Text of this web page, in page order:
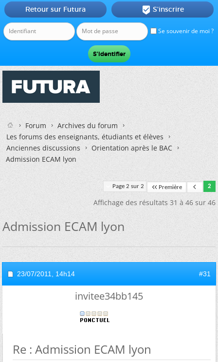
Se souvenir de moi ?
Retour sur Futura  S'inscrire
Forum
Archives du forum
Les forums des enseignants, étudiants et élèves
Anciennes discussions
Orientation après le BAC
Admission ECAM lyon
Page 2 sur 2 Première 2
Affichage des résultats 31 à 46 sur 46
Admission ECAM lyon
23/07/2011, 14h14 #31
invitee34bb145
Re : Admission ECAM lyon